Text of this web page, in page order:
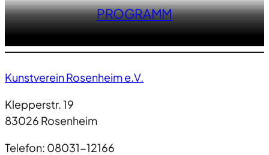
PROGRAMM
Kunstverein Rosenheim e.V.
Klepperstr. 19
83026 Rosenheim
Telefon: 08031-12166